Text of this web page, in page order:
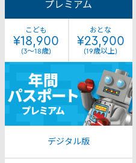
プレミアム
こども
¥18,900
(3～18歳)
おとな
¥23,900
(19歳以上)
デジタル版